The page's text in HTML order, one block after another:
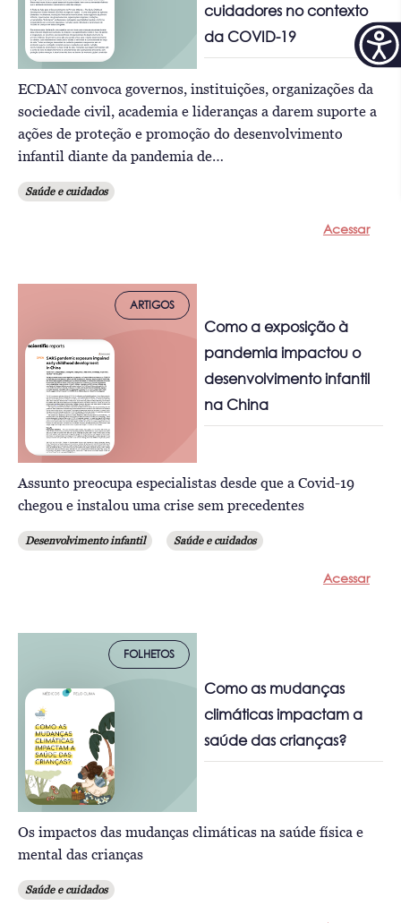
cuidadores no contexto
da COVID-19
ECDAN convoca governos, instituições, organizações da
sociedade civil, academia e lideranças a darem suporte a
ações de proteção e promoção do desenvolvimento
infantil diante da pandemia de…
Saúde e cuidados
Acessar
ARTIGOS
Como a exposição à
pandemia impactou o
desenvolvimento infantil
na China
Assunto preocupa especialistas desde que a Covid-19
chegou e instalou uma crise sem precedentes
Desenvolvimento infantil Saúde e cuidados
Acessar
FOLHETOS
Como as mudanças
climáticas impactam a
saúde das crianças?
Os impactos das mudanças climáticas na saúde física e
mental das crianças
Saúde e cuidados